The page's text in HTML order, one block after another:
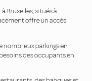
Bruxelles, situés à
offre un accès
nombreux parkings en
des occupants en